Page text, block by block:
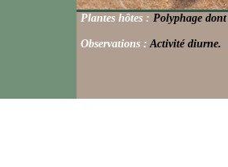
Plantes hôtes : Polyphage
Observations :Activité diurne.